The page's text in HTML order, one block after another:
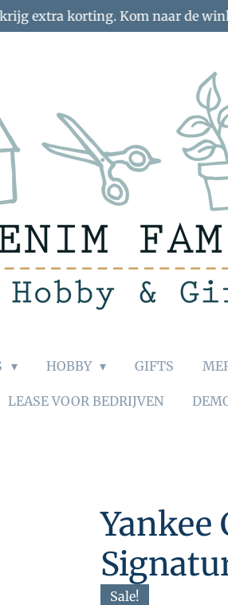
extra korting. Kom naar de
HOBBY GIFTS
LEASE VOOR BEDRIJVEN
Yankee
Sale!